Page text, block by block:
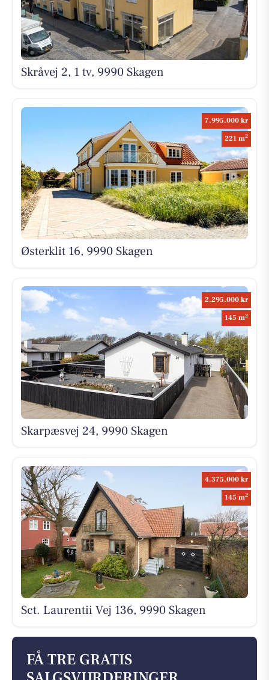
Skråvej 2, 1 tv, 9990 Skagen
7.995.000 kr
221 m2
Østerklit 16, 9990 Skagen
2.295.000 kr
145 m2
Skarpæsvej 24, 9990 Skagen
4.375.000 kr
145 m2
Sct. Laurentii Vej 136, 9990 Skagen
FÅ TRE GRATIS